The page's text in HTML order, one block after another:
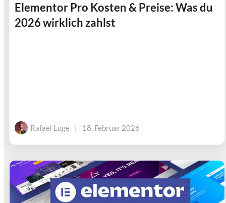
Elementor Pro Kosten & Preise: Was du
2026 wirklich zahlst
Rafael Luge | 18. Februar 2026